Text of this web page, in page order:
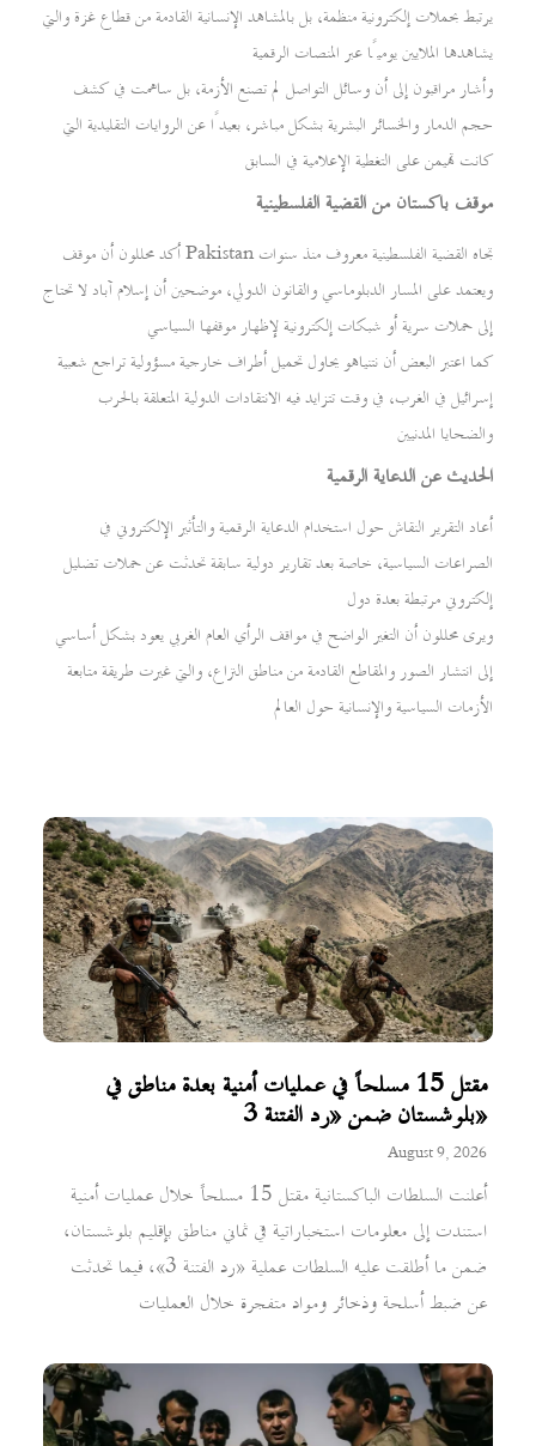
مقتل 15 مسلحاً في عمليات أمنية بعدة مناطق في
بلوشستان ضمن «رد الفتنة 3»
August 9, 2026
أعلنت السلطات الباكستانية مقتل 15 مسلحاً خلال عمليات أمنية
استندت إلى معلومات استخباراتية في ثماني مناطق بإقليم بلوشستان،
ضمن ما أطلقت عليه السلطات عملية «رد الفتنة 3»، فيما تحدثت
عن ضبط أسلحة وذخائر ومواد متفجرة خلال العمليات
يرتبط بحملات إلكترونية منظمة، بل بالمشاهد الإنسانية القادمة من قطاع غزة والتي
يشاهدها الملايين يوميًا عبر المنصات الرقمية
وأشار مراقبون إلى أن وسائل التواصل لم تصنع الأزمة، بل ساهمت في كشف
حجم الدمار والخسائر البشرية بشكل مباشر، بعيدًا عن الروايات التقليدية التي
كانت تهيمن على التغطية الإعلامية في السابق
موقف باكستان من القضية الفلسطينية
أكد محللون أن موقف Pakistan تجاه القضية الفلسطينية معروف منذ سنوات
ويعتمد على المسار الدبلوماسي والقانون الدولي، موضحين أن إسلام آباد لا تحتاج
إلى حملات سرية أو شبكات إلكترونية لإظهار موقفها السياسي
كما اعتبر البعض أن نتنياهو يحاول تحميل أطراف خارجية مسؤولية تراجع شعبية
إسرائيل في الغرب، في وقت تتزايد فيه الانتقادات الدولية المتعلقة بالحرب
والضحايا المدنيين
الحديث عن الدعاية الرقمية
أعاد التقرير النقاش حول استخدام الدعاية الرقمية والتأثير الإلكتروني في
الصراعات السياسية، خاصة بعد تقارير دولية سابقة تحدثت عن حملات تضليل
إلكتروني مرتبطة بعدة دول
ويرى محللون أن التغير الواضح في مواقف الرأي العام الغربي يعود بشكل أساسي
إلى انتشار الصور والمقاطع القادمة من مناطق النزاع، والتي غيرت طريقة متابعة
الأزمات السياسية والإنسانية حول العالم